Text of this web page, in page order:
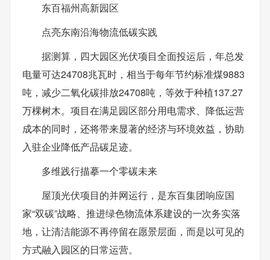
东百福州高新园区
点亮东南沿海物流低碳实践
据测算，四大园区光伏项目全面投运后，年总发
电量可达24708兆瓦时，相当于每年节约标准煤9883
吨，减少二氧化碳排放24708吨，等效于种植137.27
万棵树木。项目在满足园区部分用电需求、降低运营
成本的同时，还将带来显著的经济与环境效益，协助
入驻企业降低产品碳足迹。
多维践行描摹一个零碳未来
屋顶光伏项目的并网运行，是东百集团响应国
家“双碳”战略、推进绿色物流体系建设的一次务实落
地，让清洁能源不再停留在愿景层面，而是以可见的
方式融入园区的日常运营。